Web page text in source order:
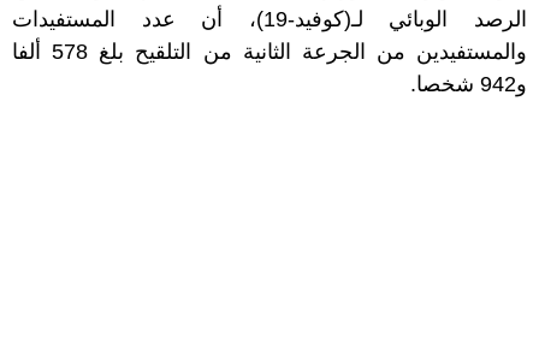
الرصد الوبائي لـ(كوفيد-19)، أن عدد المستفيدات
والمستفيدين من الجرعة الثانية من التلقيح بلغ 578 ألفا
و942 شخصا.